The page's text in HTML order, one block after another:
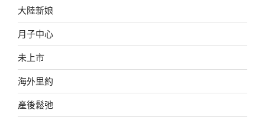
大陸新娘
月子中心
未上市
海外里約
產後鬆弛